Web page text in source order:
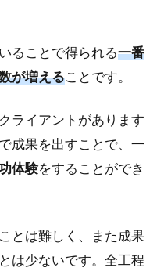
ることで得られる一番
が増えることです。
ライアントがあります
成果を出すことで、 一
体験をすることができ
とは難しく、また成果
は少ないです。全工程